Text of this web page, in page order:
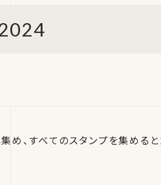
め、すべてのスタンプを集める